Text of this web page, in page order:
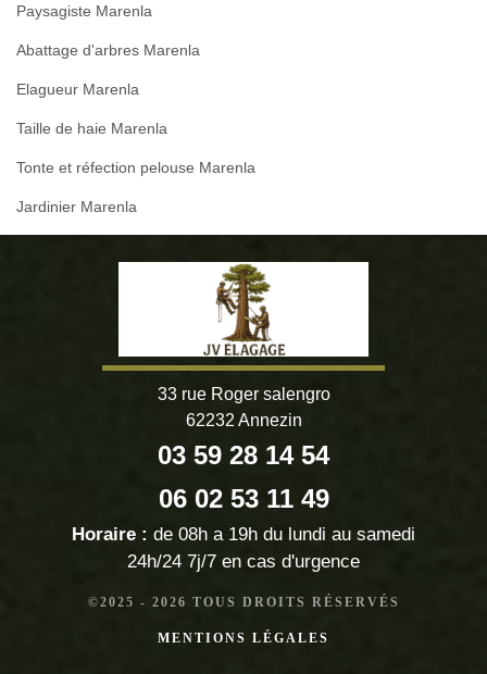
Paysagiste Marenla
Abattage d'arbres Marenla
Elagueur Marenla
Taille de haie Marenla
Tonte et réfection pelouse Marenla
Jardinier Marenla
33 rue Roger salengro
62232 Annezin
03 59 28 14 54
06 02 53 11 49
Horaire : de 08h a 19h du lundi au samedi
24h/24 7j/7 en cas d'urgence
©2025 - 2026 TOUS DROITS RÉSERVÉS
MENTIONS LÉGALES